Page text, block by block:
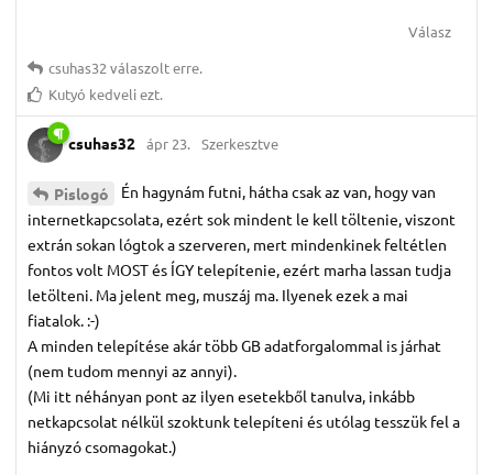
Válasz
csuhas32 válaszolt erre.
Kutyó kedveli ezt.
csuhas32 ápr 23. Szerkesztve
Pislogó
Én hagynám futni, hátha csak az van, hogy van
internetkapcsolata, ezért sok mindent le kell töltenie, viszont
extrán sokan lógtok a szerveren, mert mindenkinek feltétlen
fontos volt MOST és ÍGY telepítenie, ezért marha lassan tudja
letölteni. Ma jelent meg, muszáj ma. Ilyenek ezek a mai
fiatalok. :-)
A minden telepítése akár több GB adatforgalommal is járhat
(nem tudom mennyi az annyi).
(Mi itt néhányan pont az ilyen esetekből tanulva, inkább
netkapcsolat nélkül szoktunk telepíteni és utólag tesszük fel a
hiányzó csomagokat.)